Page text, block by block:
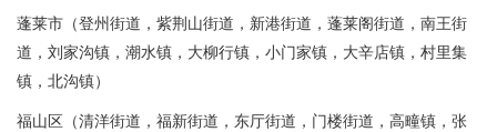
蓬莱市（登州街道，紫荆山街道，新港街道，蓬莱阁街道，南王街
道，刘家沟镇，潮水镇，大柳行镇，小门家镇，大辛店镇，村里集
镇，北沟镇）
福山区（清洋街道，福新街道，东厅街道，门楼街道，高疃镇，张